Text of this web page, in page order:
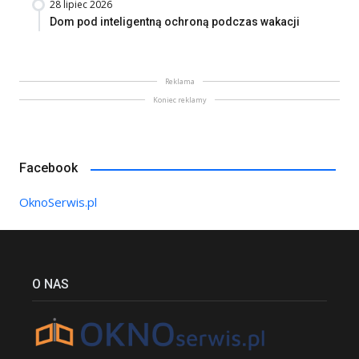
28 lipiec 2026
Dom pod inteligentną ochroną podczas wakacji
Reklama
Koniec reklamy
Facebook
OknoSerwis.pl
O NAS